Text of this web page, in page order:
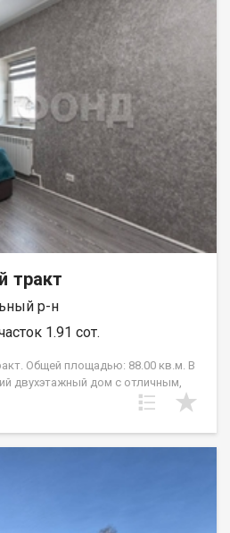
втором этаже расположены 3
мебель. Имеется баня,
большой двор, цветник,
и ягода. Рассмотрим вариант
или автомобиль с вашей
на вашу недвижимость. Возможна
пожалуйста, сообщите
тракт
р-н
1.91 сот.
Общей площадью: 88.00 кв.м. В
двухэтажный дом с отличным,
построен в 2022 году как
осталась только прихожая и
санузел, комната, кухня-
гардиробная! На 2 этаже- две
установлена качественная